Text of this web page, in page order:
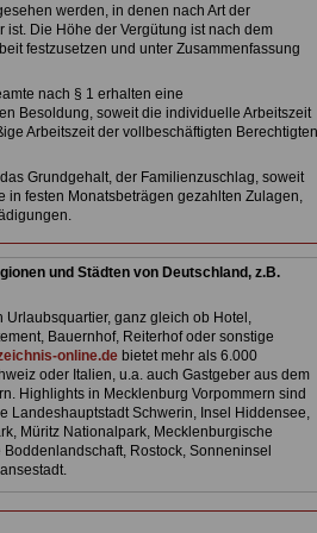
werden, in denen nach Art der
Die Höhe der Vergütung ist nach dem
festzusetzen und unter Zusammenfassung
nach § 1 erhalten eine
Besoldung, soweit die individuelle Arbeitszeit
Arbeitszeit der vollbeschäftigten Berechtigten
Grundgehalt, der Familienzuschlag, soweit
in festen Monatsbeträgen gezahlten Zulagen,
und Städten von Deutschland, z.B.
ganz gleich ob Hotel,
Bauernhof, Reiterhof oder sonstige
online.debietet mehr als 6.000
oder Italien, u.a. auch Gastgeber aus dem
Highlights in Mecklenburg Vorpommern sind
Landeshauptstadt Schwerin, Insel Hiddensee,
Müritz Nationalpark, Mecklenburgische
Rostock, Sonneninsel